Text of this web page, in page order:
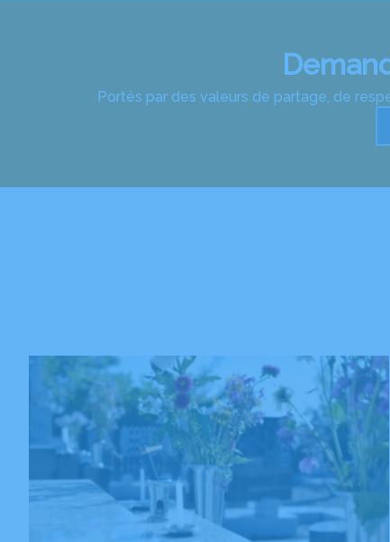
Portés par des valeurs de partage, de